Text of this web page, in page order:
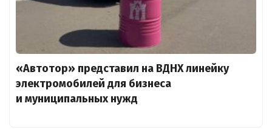
«Автотор» представил на ВДНХ линейку
электромобилей для бизнеса
и муниципальных нужд